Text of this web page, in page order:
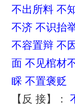
不出所料 不
不济 不识抬
不容置辩 不
面 不见棺材
睬 不置褒贬
【反 接】：